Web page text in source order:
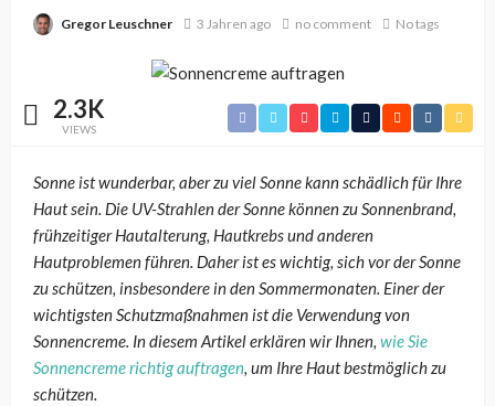
Gregor Leuschner 3 Jahren ago no comment No tags
2.3K
VIEWS
Sonne ist wunderbar, aber zu viel Sonne kann schädlich für Ihre
Haut sein. Die UV-Strahlen der Sonne können zu Sonnenbrand,
frühzeitiger Hautalterung, Hautkrebs und anderen
Hautproblemen führen. Daher ist es wichtig, sich vor der Sonne
zu schützen, insbesondere in den Sommermonaten. Einer der
wichtigsten Schutzmaßnahmen ist die Verwendung von
Sonnencreme. In diesem Artikel erklären wir Ihnen, wie Sie
Sonnencreme richtig auftragen, um Ihre Haut bestmöglich zu
schützen.